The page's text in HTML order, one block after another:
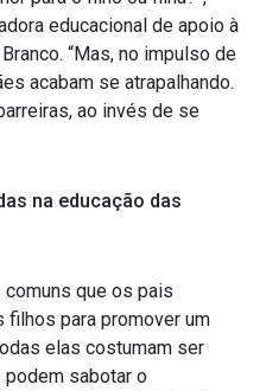
educacional de apoio à
“Mas, no impulso de
acabam se atrapalhando.
ao invés de se
na educação das
que os pais
filhos para promover um
elas costumam ser
podem sabotar o